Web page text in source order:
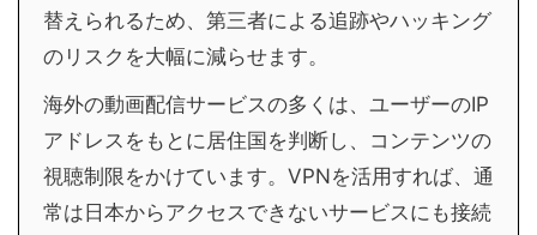
替えられるため、第三者による追跡やハッキング
のリスクを大幅に減らせます。
海外の動画配信サービスの多くは、ユーザーのIP
アドレスをもとに居住国を判断し、コンテンツの
視聴制限をかけています。VPNを活用すれば、通
常は日本からアクセスできないサービスにも接続